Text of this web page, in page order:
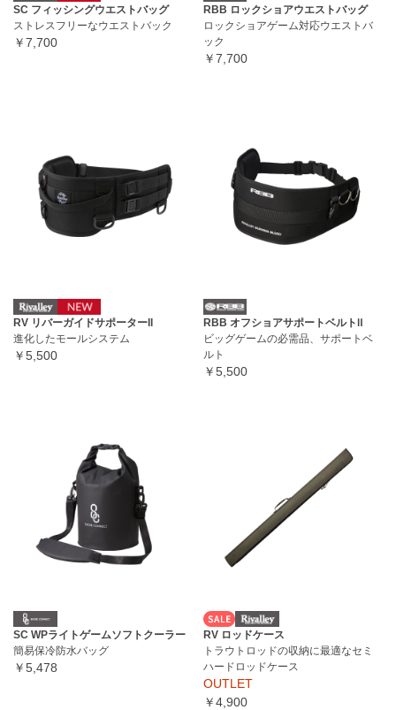
SC フィッシングウエストバッグ
ストレスフリーなウエストバック
￥7,700
RBB ロックショアウエストバッグ
ロックショアゲーム対応ウエストバ
ック
￥7,700
RV リバーガイドサポーターll
進化したモールシステム
￥5,500
RBB オフショアサポートベルトⅡ
ビッグゲームの必需品、サポートベ
ルト
￥5,500
SC WPライトゲームソフトクーラー
簡易保冷防水バッグ
￥5,478
RV ロッドケース
トラウトロッドの収納に最適なセミ
ハードロッドケース
OUTLET
￥4,900